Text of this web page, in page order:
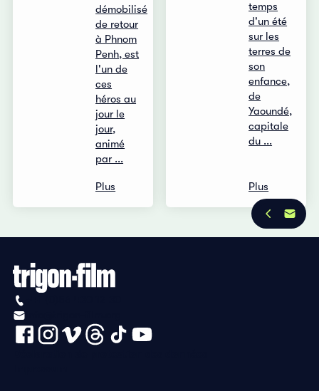
démobilisé
de retour
à Phnom
Penh, est
l'un de
ces
héros au
jour le
jour,
animé
par ...
Plus
temps
d'un été
sur les
terres de
son
enfance,
de
Yaoundé,
capitale
du ...
Plus